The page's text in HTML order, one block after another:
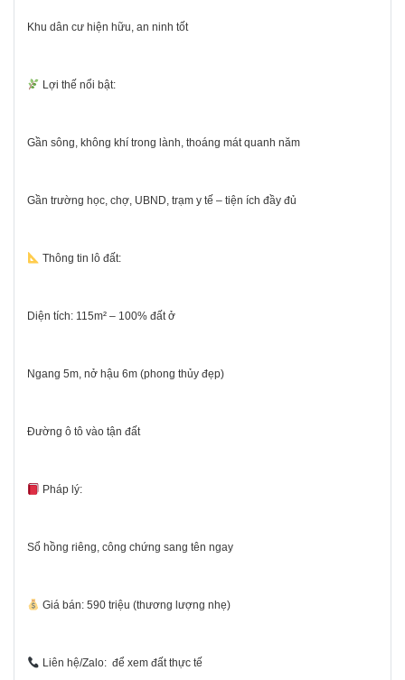
Khu dân cư hiện hữu, an ninh tốt
Lợi thế nổi bật:
Gần sông, không khí trong lành, thoáng mát quanh năm
Gần trường học, chợ, UBND, trạm y tế – tiện ích đầy đủ
Thông tin lô đất:
Diện tích: 115m² – 100% đất ở
Ngang 5m, nở hậu 6m (phong thủy đẹp)
Đường ô tô vào tận đất
Pháp lý:
Sổ hồng riêng, công chứng sang tên ngay
Giá bán: 590 triệu (thương lượng nhẹ)
Liên hệ/Zalo: để xem đất thực tế